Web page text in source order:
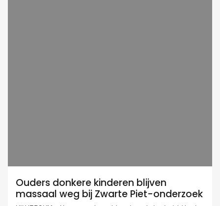
Ouders donkere kinderen blijven
massaal weg bij Zwarte Piet-onderzoek